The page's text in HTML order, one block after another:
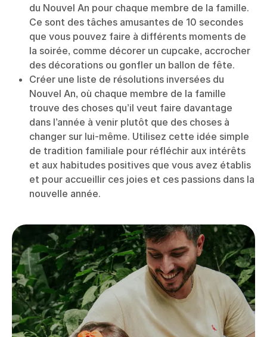
du Nouvel An pour chaque membre de la famille.
Ce sont des tâches amusantes de 10 secondes
que vous pouvez faire à différents moments de
la soirée, comme décorer un cupcake, accrocher
des décorations ou gonfler un ballon de fête.
Créer une liste de résolutions inversées du
Nouvel An, où chaque membre de la famille
trouve des choses qu’il veut faire davantage
dans l’année à venir plutôt que des choses à
changer sur lui-même. Utilisez cette idée simple
de tradition familiale pour réfléchir aux intérêts
et aux habitudes positives que vous avez établis
et pour accueillir ces joies et ces passions dans la
nouvelle année.